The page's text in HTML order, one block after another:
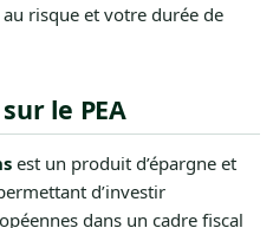
risque et votre durée de
le PEA
est un produit d’épargne et
d’investir
dans un cadre fiscal